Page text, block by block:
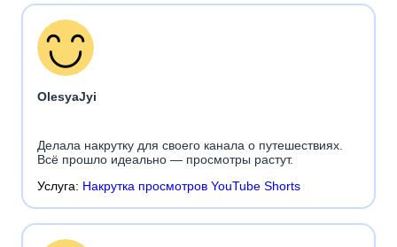
OlesyaJyi
Делала накрутку для своего канала о путешествиях.
Всё прошло идеально — просмотры растут.
Услуга: Накрутка просмотров YouTube Shorts